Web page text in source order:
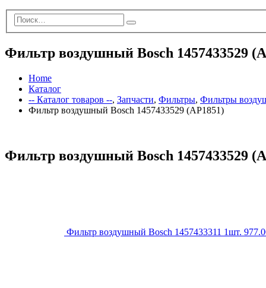
Фильтр воздушный Bosch 1457433529
Home
Каталог
-- Каталог товаров --, Запчасти, Фильтры, Фильтры
Фильтр воздушный Bosch 1457433529 (AP1851)
Фильтр воздушный Bosch 1457433529
Фильтр воздушный Bosch 1457433311 1шт.